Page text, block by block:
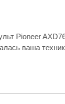
Pioneer
ваша